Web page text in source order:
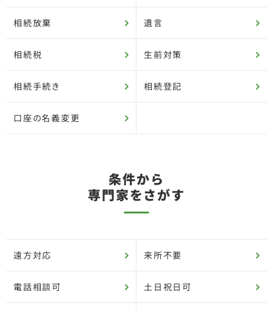
相続放棄 遺言
相続税 生前対策
相続手続き 相続登記
口座の名義変更
条件から
専門家をさがす
遠方対応 来所不要
電話相談可 土日祝日可